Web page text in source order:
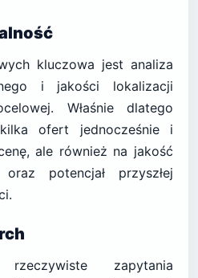
kluczowa jest analiza
i jakości lokalizacji
Właśnie dlatego
ofert jednocześnie i
ale również na jakość
potencjał przyszłej
zapytania